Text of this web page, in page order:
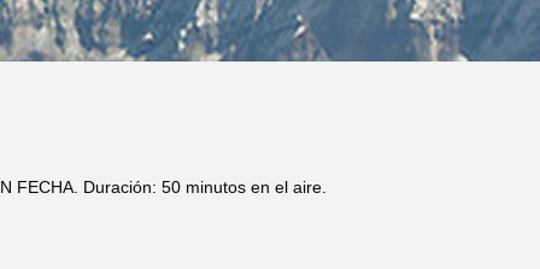
FECHA. Duración: 50 minutos en el aire.